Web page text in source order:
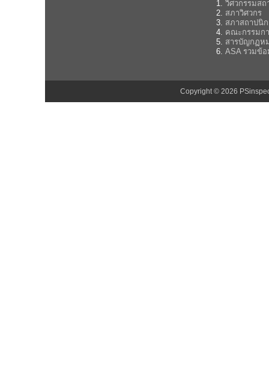
วิศวกรรมสถ
สภาวิศวกร
สภาสถาปนิก
คณะกรรมก
สารบัญกฏห
ASA รวมข้
Copyright © 2026